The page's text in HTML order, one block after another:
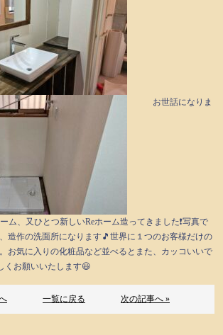
お世話になりま
ム、又ひとつ新しいReホーム造ってきました❗写真で
造作の洗面所になります🎵世界に１つのお客様だけの
お気に入りの化粧品など並べるとまた、カッコいいで
くお願いいたします😃
一覧に戻る 次の記事へ »